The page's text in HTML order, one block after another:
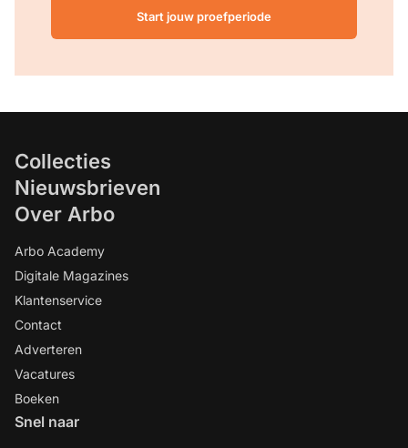
Start jouw proefperiode
Collecties
Nieuwsbrieven
Over Arbo
Arbo Academy
Digitale Magazines
Klantenservice
Contact
Adverteren
Vacatures
Boeken
Snel naar